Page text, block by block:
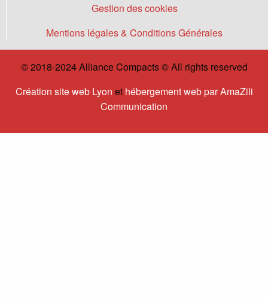
Gestion des cookies
Mentions légales & Conditions Générales
© 2018-2024 Alliance Compacts © All rights reserved
Création site web Lyon et hébergement web par AmaZili
Communication